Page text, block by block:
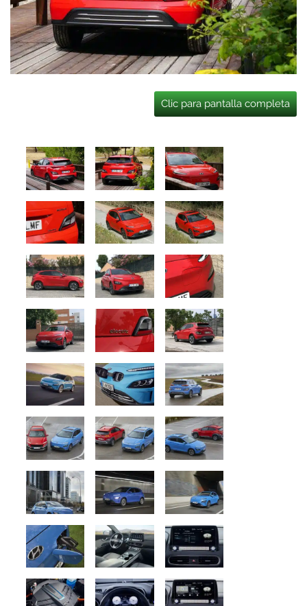
Clic para pantalla completa